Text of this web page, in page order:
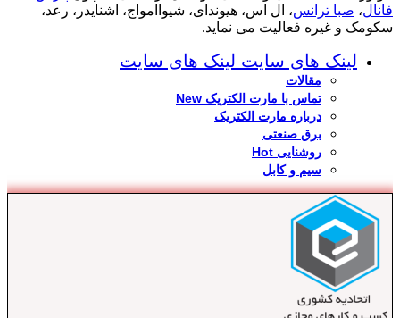
فانال، صبا ترانس، ال اس، هیوندای، شیواامواج، اشنایدر، رعد،
سکومک و غیره فعالیت می نماید.
لینک های سایت لینک های سایت
مقالات
تماس با مارت الکتریک New
درباره مارت الکتریک
برق صنعتی
روشنایی Hot
سیم و کابل